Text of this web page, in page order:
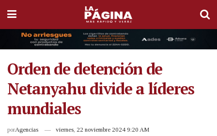
Orden de detención de
Netanyahu divide a líderes
mundiales
porAgencias viernes, 22 noviembre 2024 9:20 AM